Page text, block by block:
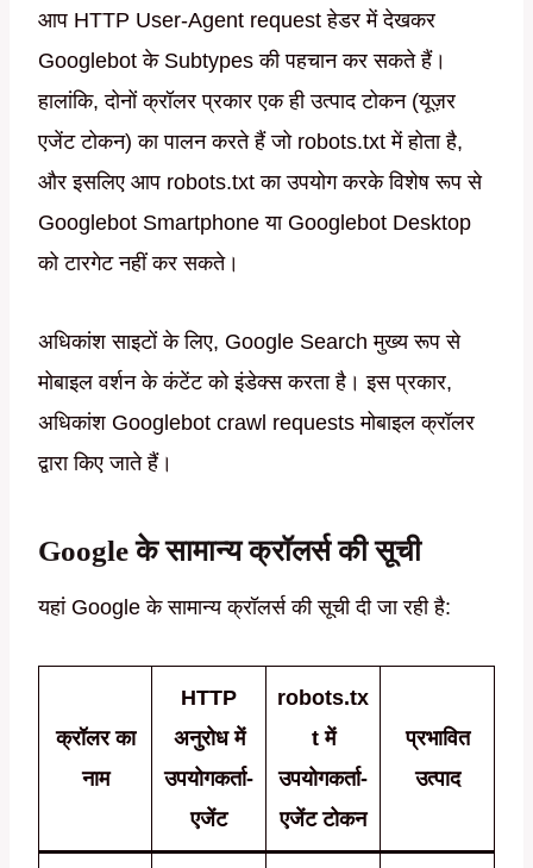
आप HTTP User-Agent request हेडर में देखकर
Googlebot के Subtypes की पहचान कर सकते हैं।
हालांकि, दोनों क्रॉलर प्रकार एक ही उत्पाद टोकन (यूज़र
एजेंट टोकन) का पालन करते हैं जो robots.txt में होता है,
और इसलिए आप robots.txt का उपयोग करके विशेष रूप से
Googlebot Smartphone या Googlebot Desktop
को टारगेट नहीं कर सकते।
अधिकांश साइटों के लिए, Google Search मुख्य रूप से
मोबाइल वर्शन के कंटेंट को इंडेक्स करता है। इस प्रकार,
अधिकांश Googlebot crawl requests मोबाइल क्रॉलर
द्वारा किए जाते हैं।
Google के सामान्य क्रॉलर्स की सूची
यहां Google के सामान्य क्रॉलर्स की सूची दी जा रही है:
क्रॉलर का
नाम
HTTP
अनुरोध में
उपयोगकर्ता-
एजेंट
robots.tx
t में
उपयोगकर्ता-
एजेंट टोकन
प्रभावित
उत्पाद